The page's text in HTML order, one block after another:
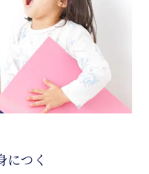
つく